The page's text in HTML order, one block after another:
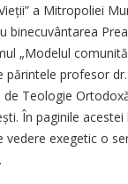
a Mitropoliei
binecuvântarea
„Modelul
părintele profesor
Teologie
În paginile
vedere exegetic o